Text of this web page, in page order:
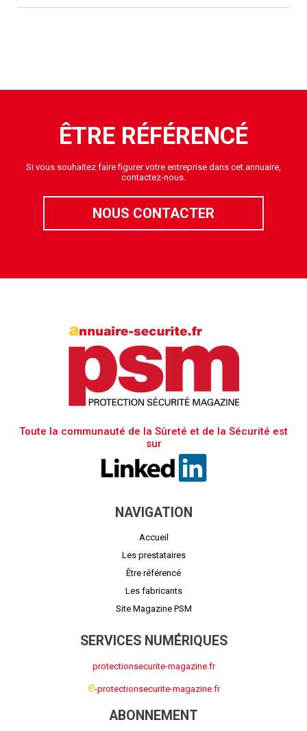
ÊTRE RÉFÉRENCÉ
Si vous souhaitez faire figurer votre entreprise dans cet annuaire,
contactez-nous.
NOUS CONTACTER
Toute la communauté de la Sûreté et de la Sécurité est
sur
NAVIGATION
Accueil
Les prestataires
Être référencé
Les fabricants
Site Magazine PSM
SERVICES NUMÉRIQUES
protectionsecurite-magazine.fr
e-protectionsecurite-magazine.fr
ABONNEMENT